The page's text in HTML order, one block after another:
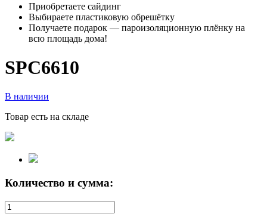
Приобретаете сайдинг
Выбираете пластиковую обрешётку
Получаете подарок — пароизоляционную плёнку на
всю площадь дома!
SPC6610
В наличии
Товар есть на складе
Количество и сумма: